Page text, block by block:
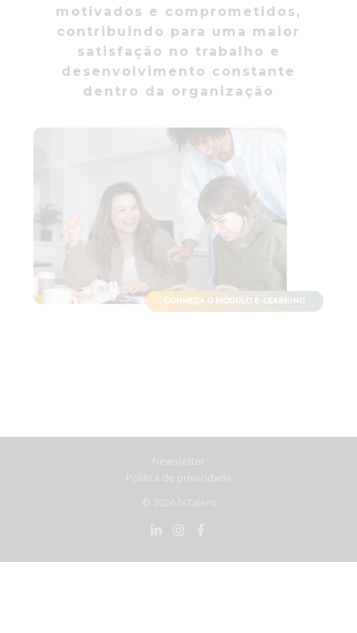
motivados e comprometidos,
contribuindo para uma maior
satisfação no trabalho e
desenvolvimento constante
dentro da organização
Newsletter
Política de privacidade
© 2026 hiTalent